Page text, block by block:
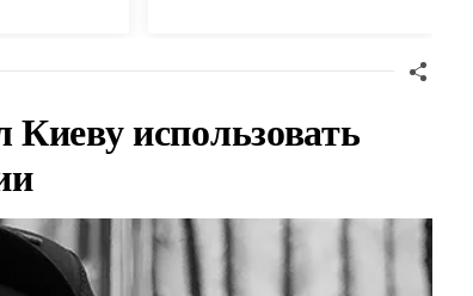
использовать